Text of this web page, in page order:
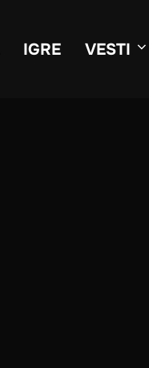
IGRE VESTI